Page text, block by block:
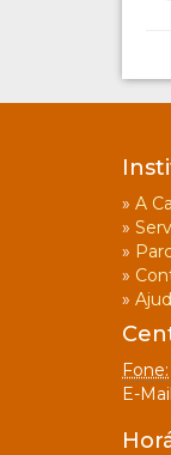
» A
»
»
»
»
Fone:
E-